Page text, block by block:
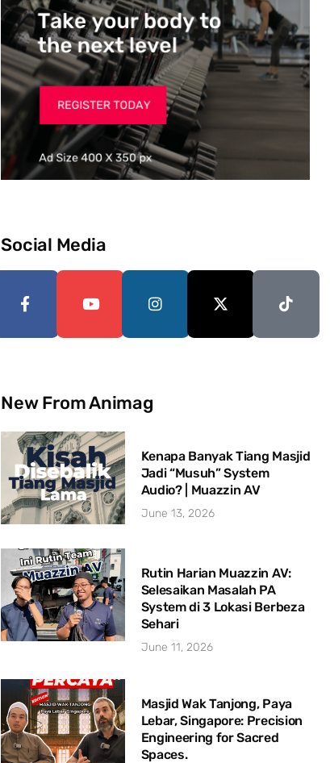
Social Media
New From Animag
Kenapa Banyak Tiang Masjid
Jadi “Musuh” System
Audio? | Muazzin AV
June 13, 2026
Rutin Harian Muazzin AV:
Selesaikan Masalah PA
System di 3 Lokasi Berbeza
Sehari
June 11, 2026
Masjid Wak Tanjong, Paya
Lebar, Singapore: Precision
Engineering for Sacred
Spaces.